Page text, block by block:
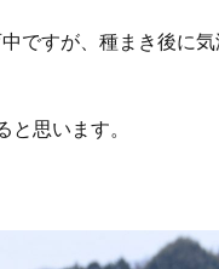
ですが、種まき後に
思います。